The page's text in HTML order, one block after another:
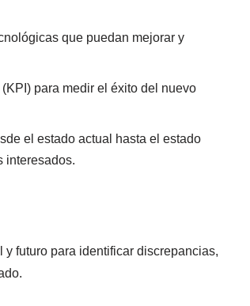
que puedan mejorar y
para medir el éxito del nuevo
el estado actual hasta el estado
interesados.
futuro para identificar discrepancias,